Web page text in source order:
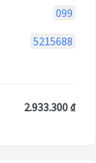
099
5215688
2.933.300 ₫